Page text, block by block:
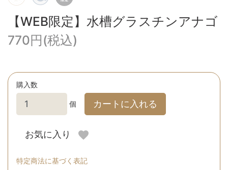
【WEB限定】水槽グラスチンアナゴ
770円(税込)
購入数
個 カートに入れる
お気に入り
特定商法に基づく表記